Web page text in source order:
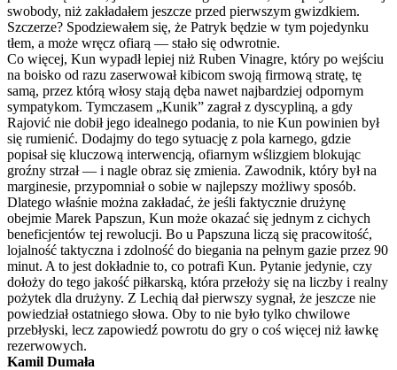
swobody, niż zakładałem jeszcze przed pierwszym gwizdkiem.
Szczerze? Spodziewałem się, że Patryk będzie w tym pojedynku
tłem, a może wręcz ofiarą — stało się odwrotnie.
Co więcej, Kun wypadł lepiej niż Ruben Vinagre, który po wejściu
na boisko od razu zaserwował kibicom swoją firmową stratę, tę
samą, przez którą włosy stają dęba nawet najbardziej odpornym
sympatykom. Tymczasem „Kunik” zagrał z dyscypliną, a gdy
Rajović nie dobił jego idealnego podania, to nie Kun powinien był
się rumienić. Dodajmy do tego sytuację z pola karnego, gdzie
popisał się kluczową interwencją, ofiarnym wślizgiem blokując
groźny strzał — i nagle obraz się zmienia. Zawodnik, który był na
marginesie, przypomniał o sobie w najlepszy możliwy sposób.
Dlatego właśnie można zakładać, że jeśli faktycznie drużynę
obejmie Marek Papszun, Kun może okazać się jednym z cichych
beneficjentów tej rewolucji. Bo u Papszuna liczą się pracowitość,
lojalność taktyczna i zdolność do biegania na pełnym gazie przez 90
minut. A to jest dokładnie to, co potrafi Kun. Pytanie jedynie, czy
dołoży do tego jakość piłkarską, która przełoży się na liczby i realny
pożytek dla drużyny. Z Lechią dał pierwszy sygnał, że jeszcze nie
powiedział ostatniego słowa. Oby to nie było tylko chwilowe
przebłyski, lecz zapowiedź powrotu do gry o coś więcej niż ławkę
rezerwowych.
Kamil Dumała